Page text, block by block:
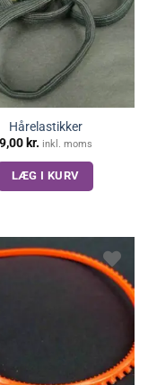
Hårelastikker
9,00 kr. inkl. moms
LÆG I KURV